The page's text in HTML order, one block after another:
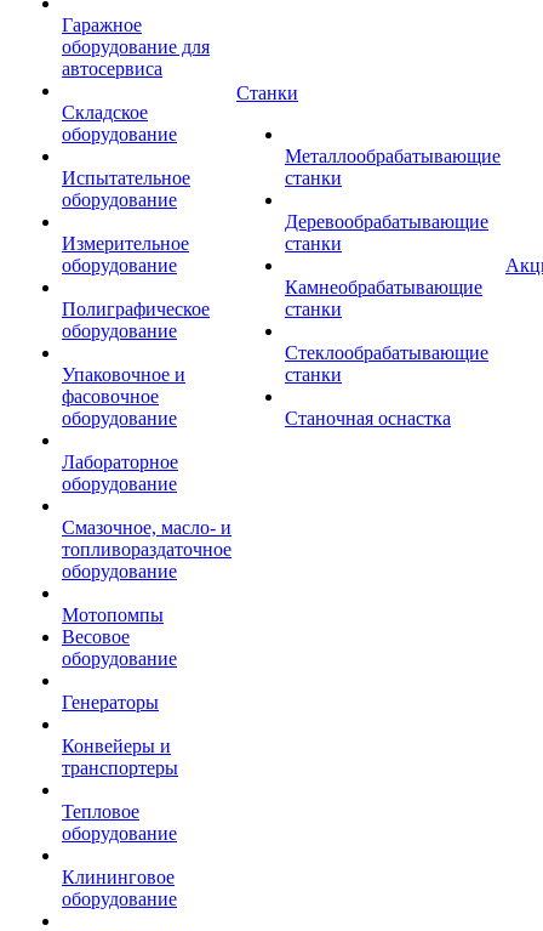
Гаражное
оборудование для
автосервиса
Складское
оборудование
Испытательное
оборудование
Измерительное
оборудование
Полиграфическое
оборудование
Упаковочное и
фасовочное
оборудование
Лабораторное
оборудование
Смазочное, масло- и
топливораздаточное
оборудование
Мотопомпы
Весовое
оборудование
Генераторы
Конвейеры и
транспортеры
Тепловое
оборудование
Клининговое
оборудование
Станки
Металлообрабатывающие
станки
Деревообрабатывающие
станки
Камнеобрабатывающие
станки
Стеклообрабатывающие
станки
Станочная оснастка